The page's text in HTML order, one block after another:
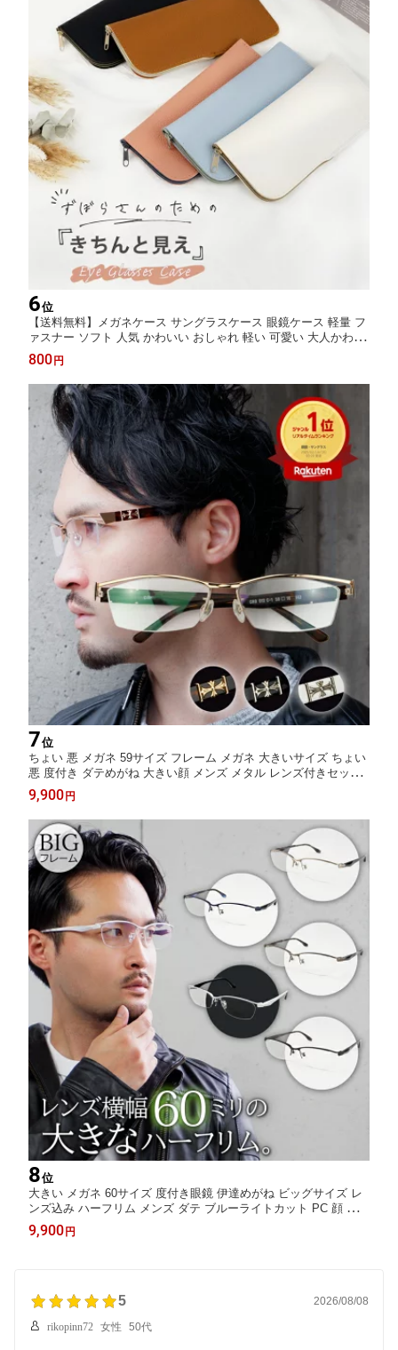
6位
【送料無料】メガネケース サングラスケース 眼鏡ケース 軽量 フ
ァスナー ソフト 人気 かわいい おしゃれ 軽い 可愛い 大人かわい
い 使いやすい レディース メンズ ユニセックス 無地 老眼鏡 革 皮
スリム 母の日
800円
7位
ちょい 悪 メガネ 59サイズ フレーム メガネ 大きいサイズ ちょい
悪 度付き ダテめがね 大きい顔 メンズ メタル レンズ付きセット
ビッグフレーム 十字架 伊達メガネ CROSS-OVER バイクや車好
きの方に
9,900円
8位
大きい メガネ 60サイズ 度付き眼鏡 伊達めがね ビッグサイズ レ
ンズ込み ハーフリム メンズ ダテ ブルーライトカット PC 顔 が
大きい 白 ホワイト XXL 2415
9,900円
5 2026/08/08
rikopinn72 女性 50代